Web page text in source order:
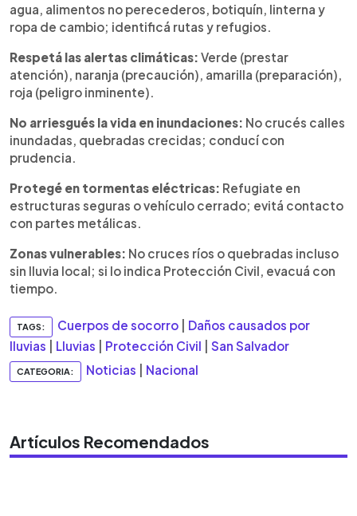
agua, alimentos no perecederos, botiquín, linterna y
ropa de cambio; identificá rutas y refugios.
Respetá las alertas climáticas: Verde (prestar
atención), naranja (precaución), amarilla (preparación),
roja (peligro inminente).
No arriesgués la vida en inundaciones: No crucés calles
inundadas, quebradas crecidas; conducí con
prudencia.
Protegé en tormentas eléctricas: Refugiate en
estructuras seguras o vehículo cerrado; evitá contacto
con partes metálicas.
Zonas vulnerables: No cruces ríos o quebradas incluso
sin lluvia local; si lo indica Protección Civil, evacuá con
tiempo.
TAGS: Cuerpos de socorro
Daños causados por
lluvias
Lluvias Protección Civil San Salvador
CATEGORIA: Noticias Nacional
Artículos Recomendados